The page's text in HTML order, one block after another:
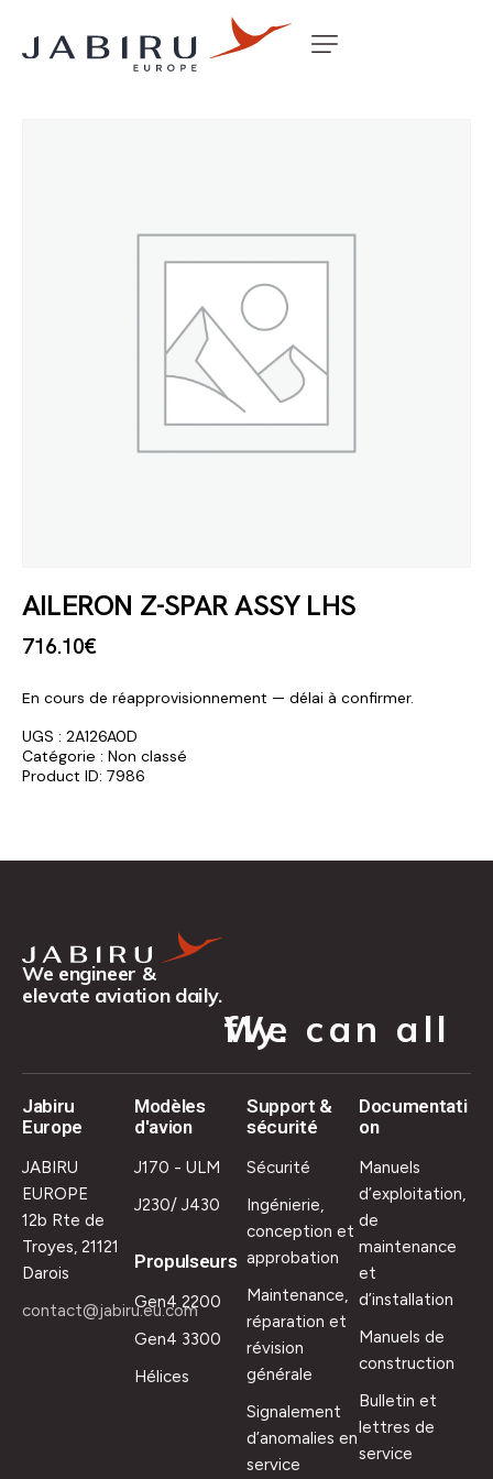
Accueil Non classé
AILERON Z-SPAR ASSY LHS
716.10€
En cours de réapprovisionnement — délai à confirmer.
UGS : 2A126A0D
Catégorie : Non classé
Product ID: 7986
We engineer &
elevate aviation daily.
We can all fly.
Jabiru
Europe
JABIRU
EUROPE
12b Rte de
Troyes, 21121
Darois
contact@jabiru.eu.com
Modèles
d'avion
J170 - ULM
J230/ J430
Propulseurs
Gen4 2200
Gen4 3300
Hélices
Support &
sécurité
Sécurité
Ingénierie,
conception et
approbation
Maintenance,
réparation et
révision
générale
Signalement
d’anomalies en
service
Documentati
on
Manuels
d’exploitation,
de
maintenance
et
d’installation
Manuels de
construction
Bulletin et
lettres de
service